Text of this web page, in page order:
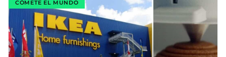
CÓMETE EL MUNDO